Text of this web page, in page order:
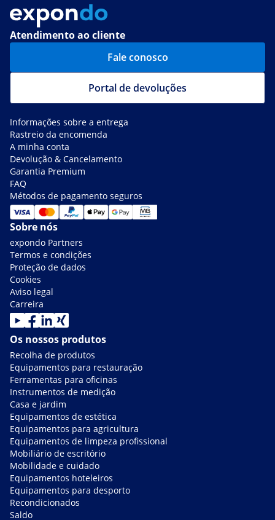
Atendimento ao cliente
Fale conosco
Portal de devoluções
Informações sobre a entrega
Rastreio da encomenda
A minha conta
Devolução & Cancelamento
Garantia Premium
FAQ
Métodos de pagamento seguros
Sobre nós
expondo Partners
Termos e condições
Proteção de dados
Cookies
Aviso legal
Carreira
Os nossos produtos
Recolha de produtos
Equipamentos para restauração
Ferramentas para oficinas
Instrumentos de medição
Casa e jardim
Equipamentos de estética
Equipamentos para agricultura
Equipamentos de limpeza profissional
Mobiliário de escritório
Mobilidade e cuidado
Equipamentos hoteleiros
Equipamentos para desporto
Recondicionados
Saldo